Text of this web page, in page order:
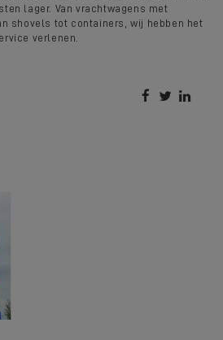
lager. Van vrachtwagens met
shovels tot containers, wij hebben het
verlenen.
  